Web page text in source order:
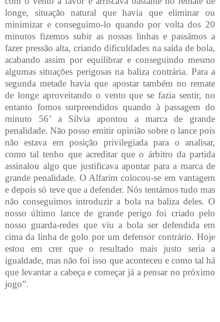
longe, situação natural que havia que eliminar ou
minimizar e conseguimo-lo quando por volta dos 20
minutos fizemos subir as nossas linhas e passámos a
fazer pressão alta, criando dificuldades na saída de bola,
acabando assim por equilibrar e conseguindo mesmo
algumas situações perigosas na baliza contrária. Para a
segunda metade havia que apostar também no remate
de longe aproveitando o vento que se fazia sentir, no
entanto fomos surpreendidos quando à passagem do
minuto 56’ a Sílvia apontou a marca de grande
penalidade. Não posso emitir opinião sobre o lance pois
não estava em posição privilegiada para o analisar,
como tal tenho que acreditar que o árbitro da partida
assinalou algo que justificava apontar para a marca de
grande penalidade. O Alfarim colocou-se em vantagem
e depois só teve que a defender. Nós tentámos tudo mas
não conseguimos introduzir a bola na baliza deles. O
nosso último lance de grande perigo foi criado pelo
nosso guarda-redes que viu a bola ser defendida em
cima da linha de golo por um defensor contrário. Hoje
estou em crer que o resultado mais justo seria a
igualdade, mas não foi isso que aconteceu e como tal há
que levantar a cabeça e começar já a pensar no próximo
jogo”.